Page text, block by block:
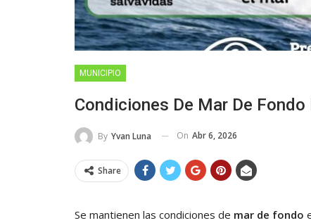
MUNICIPIO
Condiciones De Mar De
By Yvan Luna On Abr 6, 2026
Share
Se mantienen las condiciones de mar de fondo